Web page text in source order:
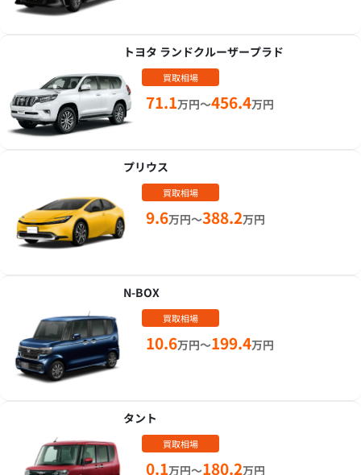
トヨタ ランドクルーザープラド
買取相場
71.1万円～456.4万円
プリウス
買取相場
9.6万円～388.2万円
N-BOX
買取相場
10.6万円～199.4万円
タント
買取相場
0.1万円～180.2万円